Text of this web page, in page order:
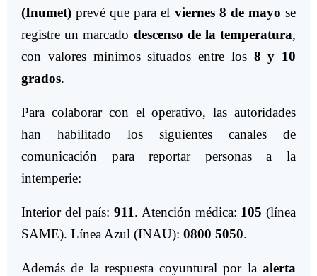
(Inumet) prevé que para el viernes 8 de mayo se
registre un marcado descenso de la temperatura,
con valores mínimos situados entre los 8 y 10
grados.
Para colaborar con el operativo, las autoridades
han habilitado los siguientes canales de
comunicación para reportar personas a la
intemperie:
Interior del país:911. Atención médica: 105 (línea
SAME). Línea Azul (INAU): 0800 5050.
Además de la respuesta coyuntural por la alerta